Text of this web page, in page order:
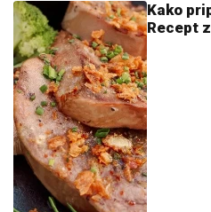
Kako
Recept